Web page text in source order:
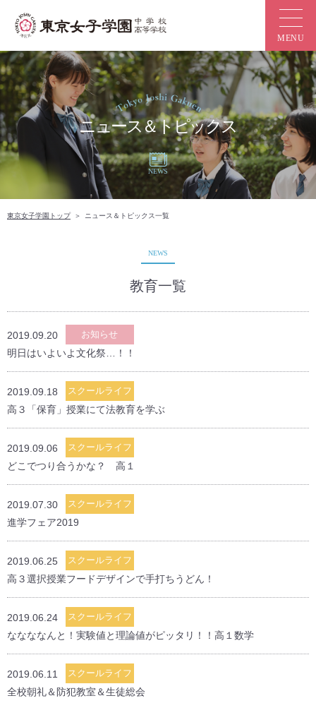
ニュース＆トピックス
NEWS
東京女子学園トップ ニュース＆トピックス一覧
NEWS
教育一覧
2019.09.20 お知らせ
明日はいよいよ文化祭…！！
2019.09.18 スクールライフ
高３「保育」授業にて法教育を学ぶ
2019.09.06 スクールライフ
どこでつり合うかな？ 高１
2019.07.30 スクールライフ
進学フェア2019
2019.06.25 スクールライフ
高３選択授業フードデザインで手打ちうどん！
2019.06.24 スクールライフ
ななななんと！実験値と理論値がピッタリ！！高１数学
2019.06.11 スクールライフ
全校朝礼＆防犯教室＆生徒総会